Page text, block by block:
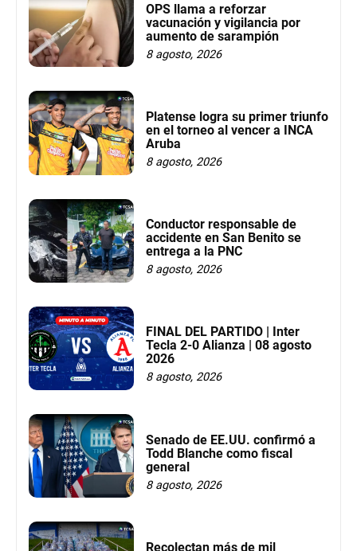
OPS llama a reforzar
vacunación y vigilancia por
aumento de sarampión
8 agosto, 2026
Platense logra su primer triunfo
en el torneo al vencer a INCA
Aruba
8 agosto, 2026
Conductor responsable de
accidente en San Benito se
entrega a la PNC
8 agosto, 2026
FINAL DEL PARTIDO | Inter
Tecla 2-0 Alianza | 08 agosto
2026
8 agosto, 2026
Senado de EE.UU. confirmó a
Todd Blanche como fiscal
general
8 agosto, 2026
Recolectan más de mil